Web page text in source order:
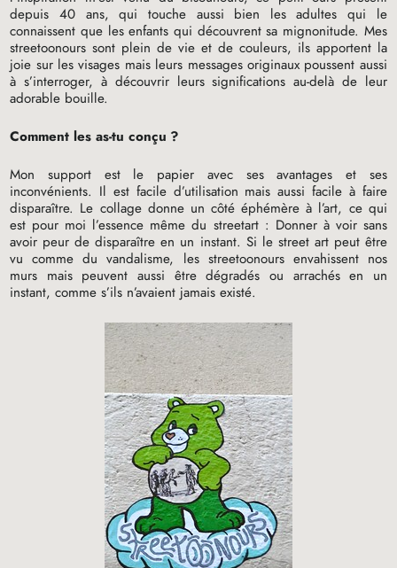
depuis 40 ans, qui touche aussi bien les adultes qui le
connaissent que les enfants qui découvrent sa mignonitude. Mes
streetoonours sont plein de vie et de couleurs, ils apportent la
joie sur les visages mais leurs messages originaux poussent aussi
à s’interroger, à découvrir leurs significations au-delà de leur
adorable bouille.
Comment les as-tu conçu ?
Mon support est le papier avec ses avantages et ses
inconvénients. Il est facile d’utilisation mais aussi facile à faire
disparaître. Le collage donne un côté éphémère à l’art, ce qui
est pour moi l’essence même du streetart : Donner à voir sans
avoir peur de disparaître en un instant. Si le street art peut être
vu comme du vandalisme, les streetoonours envahissent nos
murs mais peuvent aussi être dégradés ou arrachés en un
instant, comme s’ils n’avaient jamais existé.